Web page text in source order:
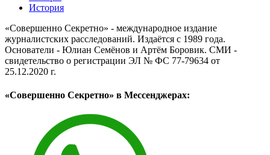
История
«Совершенно Секретно» - международное издание
журналистских расследований. Издаётся с 1989 года.
Основатели - Юлиан Семёнов и Артём Боровик. CМИ -
свидетельство о регистрации ЭЛ № ФС 77-79634 от
25.12.2020 г.
«Совершенно Секретно» в Мессенджерах: